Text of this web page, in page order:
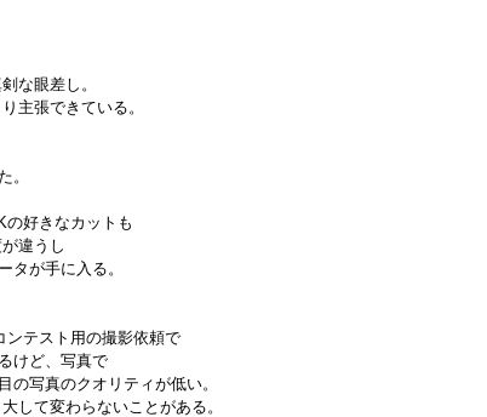
な眼差し。
主張できている。
。
の好きなカットも
違うし
タが手に入る。
ンテスト用の撮影依頼で
けど、写真で
の写真のクオリティが低い。
して変わらないことがある。